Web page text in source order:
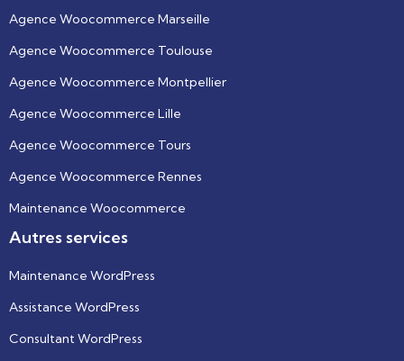
Agence Woocommerce Marseille
Agence Woocommerce Toulouse
Agence Woocommerce Montpellier
Agence Woocommerce Lille
Agence Woocommerce Tours
Agence Woocommerce Rennes
Maintenance Woocommerce
Autres services
Maintenance WordPress
Assistance WordPress
Consultant WordPress